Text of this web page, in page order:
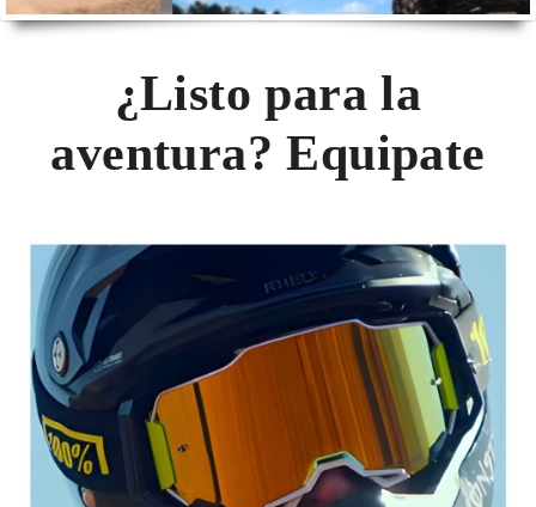
¿Listo para la
aventura? Equipate